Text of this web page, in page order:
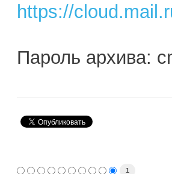
https://
Пароль архива:
1